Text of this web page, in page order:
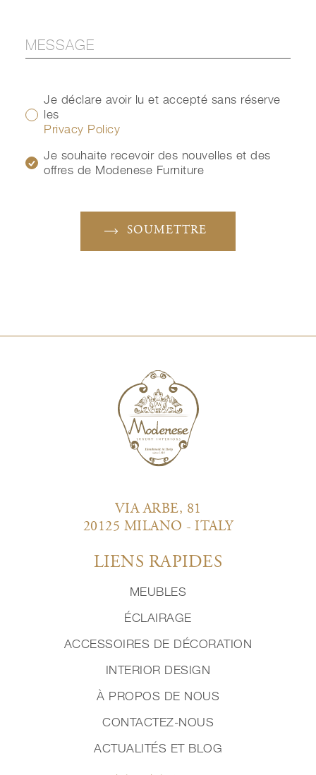
Je déclare avoir lu et accepté sans réserve
les
Privacy Policy
Je souhaite recevoir des nouvelles et des
offres de Modenese Furniture
SOUMETTRE
VIA ARBE, 81
20125 MILANO - ITALY
LIENS RAPIDES
MEUBLES
ÉCLAIRAGE
ACCESSOIRES DE DÉCORATION
INTERIOR DESIGN
À PROPOS DE NOUS
CONTACTEZ-NOUS
ACTUALITÉS ET BLOG